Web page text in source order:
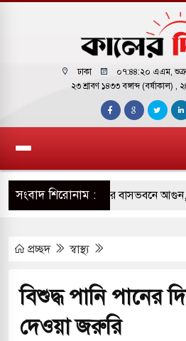
ঢাকা ০৭:৪৪:২১ এএম,
২৩ শ্রাবণ ১৪৩৩ বঙ্গাব্দ (বর্ষাকাল) ,
সংবাদ শিরোনাম :
পাকিস্তানি হাইকমিশনারের বাসভবনে আগুন,
হয়ে আসছে ‘স্পেশাল রেসপন্স
বাসের মুখোমুখি সংঘর্ষে ৯ জন নিহত
প্রচ্ছদ স্বাস্থ্য
বিশুদ্ধ পানি পানের
দেওয়া জরুরি